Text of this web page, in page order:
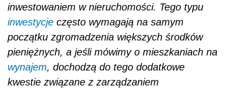
inwestowaniem w nieruchomości. Tego typu
inwestycje często wymagają na samym
początku zgromadzenia większych środków
pieniężnych, a jeśli mówimy o mieszkaniach na
wynajem, dochodzą do tego dodatkowe
kwestie związane z zarządzaniem